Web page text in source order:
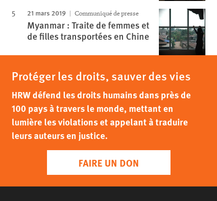
21 mars 2019 Communiqué de presse
Myanmar : Traite de femmes et
de filles transportées en Chine
Protéger les droits, sauver des vies
HRW défend les droits humains dans près de
100 pays à travers le monde, mettant en
lumière les violations et appelant à traduire
leurs auteurs en justice.
FAIRE UN DON